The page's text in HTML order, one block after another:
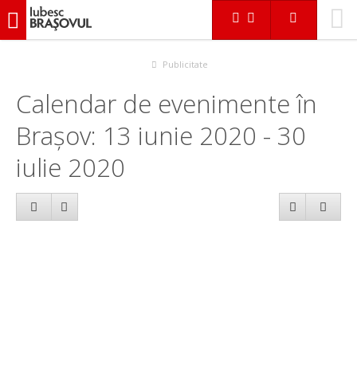
iubescbraşovul.ro
Publicitate
Calendar de evenimente în
Brașov: 13 iunie 2020 - 30
iulie 2020